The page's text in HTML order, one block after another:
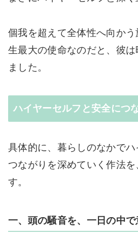
個我を超えて全体性へ向かう
生最大の使命なのだと、彼
ました。
ハイヤーセルフと安全につ
具体的に、暮らしのなかで
つながりを深めていく作法を
す。
一、頭の騒音を、一日の中